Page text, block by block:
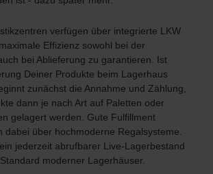
verfügen über integrierte LKW
Effizienz sowohl bei der
bei Ablieferung zu garantieren. Ist
Deiner Produkte beim Lagerhaus
zunächst die Annahme und Zählung,
dann je nach Art auf Paletten oder
gelagert werden. Gute Fulfillment
dabei über hochmoderne Regalsysteme.
jederzeit abrufbarer Live-Lagerbestand
moderner Lagerhäuser.